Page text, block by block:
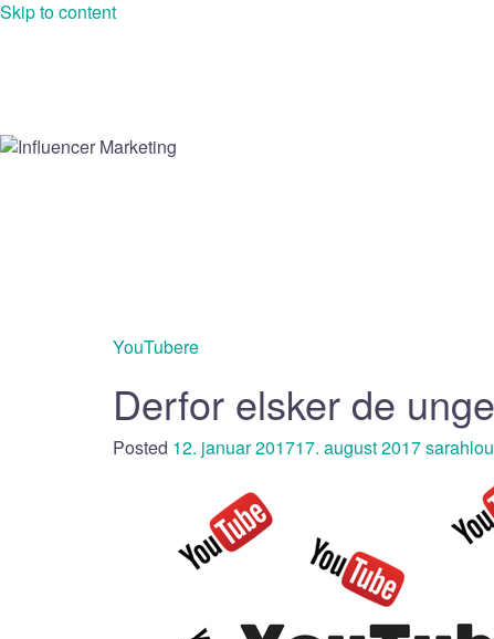
Skip to content
YouTubere
Derfor elsker de
Posted 12. januar 201717. august 2017